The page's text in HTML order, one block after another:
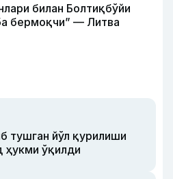
билан Болтиқбўйи
бермоқчи” — Литва
тушган йўл қурилиши
ҳукми ўқилди